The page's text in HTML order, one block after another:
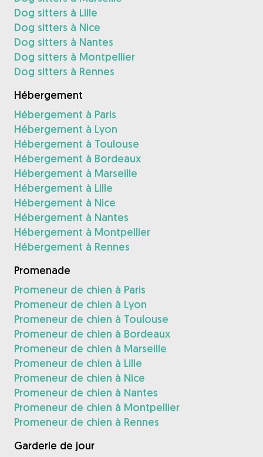
Dog sitters à Lille
Dog sitters à Nice
Dog sitters à Nantes
Dog sitters à Montpellier
Dog sitters à Rennes
Hébergement
Hébergement à Paris
Hébergement à Lyon
Hébergement à Toulouse
Hébergement à Bordeaux
Hébergement à Marseille
Hébergement à Lille
Hébergement à Nice
Hébergement à Nantes
Hébergement à Montpellier
Hébergement à Rennes
Promenade
Promeneur de chien à Paris
Promeneur de chien à Lyon
Promeneur de chien à Toulouse
Promeneur de chien à Bordeaux
Promeneur de chien à Marseille
Promeneur de chien à Lille
Promeneur de chien à Nice
Promeneur de chien à Nantes
Promeneur de chien à Montpellier
Promeneur de chien à Rennes
Garderie de jour